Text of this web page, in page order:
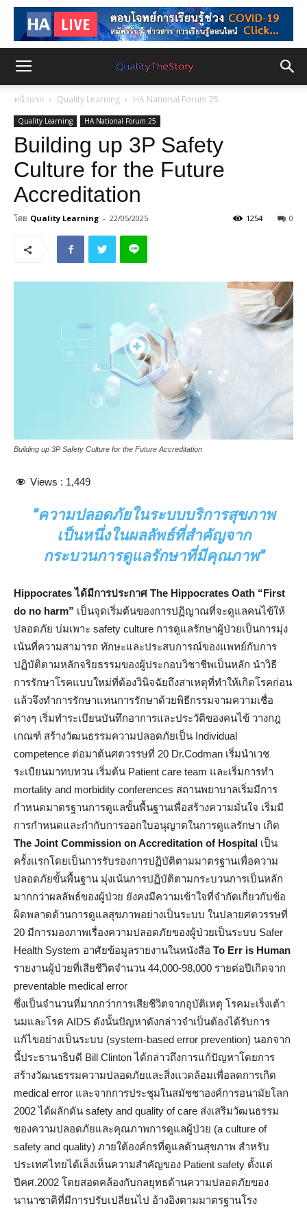
หน้าแรก Quality Learning HA National Forum 25
Quality Learning HA National Forum 25
Building up 3P Safety
Culture for the Future
Accreditation
โดย Quality Learning - 22/05/2025 0
1254
Building up 3P Safety Culture for the Future Accreditation
Views : 1,449
”ความปลอดภัยในระบบบริการสุขภาพ
เป็นหนึ่งในผลลัพธ์ที่สำคัญจาก
กระบวนการดูแลรักษาที่มีคุณภาพ”
Hippocrates ได้มีการประกาศ The Hippocrates Oath “First
do no harm” เป็นจุดเริ่มต้นของการปฏิญาณที่จะดูแลคนไข้ให้
ปลอดภัย บ่มเพาะ safety culture การดูแลรักษาผู้ป่วยเป็นการมุ่ง
เน้นที่ความสามารถ ทักษะและประสบการณ์ของแพทย์กับการ
ปฏิบัติตามหลักจริยธรรมของผู้ประกอบวิชาชีพเป็นหลัก นำวิธี
การรักษาโรคแบบใหม่ที่ต้องวินิจฉัยถึงสาเหตุที่ทำให้เกิดโรคก่อน
แล้วจึงทำการรักษาแทนการรักษาด้วยพิธีกรรมจามความเชื่อ
ต่างๆ เริ่มทำระเบียนบันทึกอาการและประวัติของคนไข้ วางกฎ
เกณฑ์ สร้างวัฒนธรรมความปลอดภัยเป็น Individual
competence ต่อมาต้นศตวรรษที่ 20 Dr.Codman เริ่มนำเวช
ระเบียนมาทบทวน เริ่มต้น Patient care team และเริ่มการทำ
mortality and morbidity conferences สถานพยาบาลเริ่มมีการ
กำหนดมาตรฐานการดูแลขั้นพื้นฐานเพื่อสร้างความมั่นใจ เริ่มมี
การกำหนดและกำกับการออกใบอนุญาตในการดูแลรักษา เกิด
The Joint Commission on Accreditation of Hospital เป็น
ครั้งแรกโดยเป็นการรับรองการปฏิบัติตามมาตรฐานเพื่อความ
ปลอดภัยขั้นพื้นฐาน มุ่งเน้นการปฏิบัติตามกระบวนการเป็นหลัก
มากกว่าผลลัพธ์ของผู้ป่วย ยังคงมีความเข้าใจที่จำกัดเกี่ยวกับข้อ
ผิดพลาดด้านการดูแลสุขภาพอย่างเป็นระบบ ในปลายศตวรรษที่
20 มีการมองภาพเรื่องความปลอดภัยของผู้ป่วยเป็นระบบ Safer
Health System อาศัยข้อมูลรายงานในหนังสือ To Err is Human
รายงานผู้ป่วยที่เสียชีวิตจำนวน 44,000-98,000 รายต่อปีเกิดจาก
preventable medical error
ซึ่งเป็นจำนวนที่มากกว่าการเสียชีวิตจากอุบัติเหตุ โรคมะเร็งเต้า
นมและโรค AIDS ดังนั้นปัญหาดังกล่าวจำเป็นต้องได้รับการ
แก้ไขอย่างเป็นระบบ (system-based error prevention) นอกจาก
นี้ประธานาธิบดี Bill Clinton ได้กล่าวถึงการแก้ปัญหาโดยการ
สร้างวัฒนธรรมความปลอดภัยและสิ่งแวดล้อมเพื่อลดการเกิด
medical error และจากการประชุมในสมัชชาองค์การอนามัยโลก
2002 ได้ผลักดัน safety and quality of care ส่งเสริมวัฒนธรรม
ของความปลอดภัยและคุณภาพการดูแลผู้ป่วย (a culture of
safety and quality) ภายใต้องค์กรที่ดูแลด้านสุขภาพ สำหรับ
ประเทศไทยได้เล็งเห็นความสำคัญของ Patient safety ตั้งแต่
ปีคศ.2002 โดยสอดคล้องกับกลยุทธด้านความปลอดภัยของ
นานาชาติที่มีการปรับเปลี่ยนไป อ้างอิงตามมาตรฐานโรง